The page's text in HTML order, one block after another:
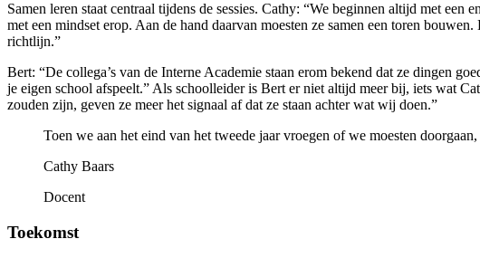
Samen leren staat centraal tijdens de sessies. Cathy: “We beginnen altijd met
met een mindset erop. Aan de hand daarvan moesten ze samen een toren
richtlijn.”
Bert: “De collega’s van de Interne Academie staan erom bekend dat ze dingen
je eigen school afspeelt.” Als schoolleider is Bert er niet altijd meer bij, iets wat
zouden zijn, geven ze meer het signaal af dat ze staan achter wat wij doen.”
Toen we aan het eind van het tweede jaar vroegen of we moesten
Cathy Baars
Docent
Toekomst